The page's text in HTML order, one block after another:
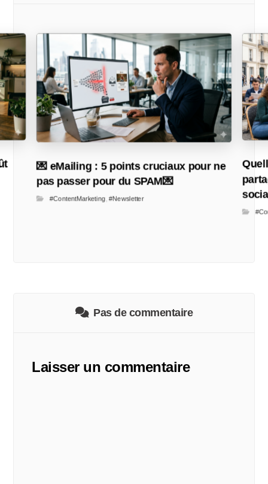
💌 eMailing : 5 points cruciaux pour ne
pas passer pour du SPAM💌
#ContentMarketing,#Newsletter
Pas de commentaire
Laisser un commentaire